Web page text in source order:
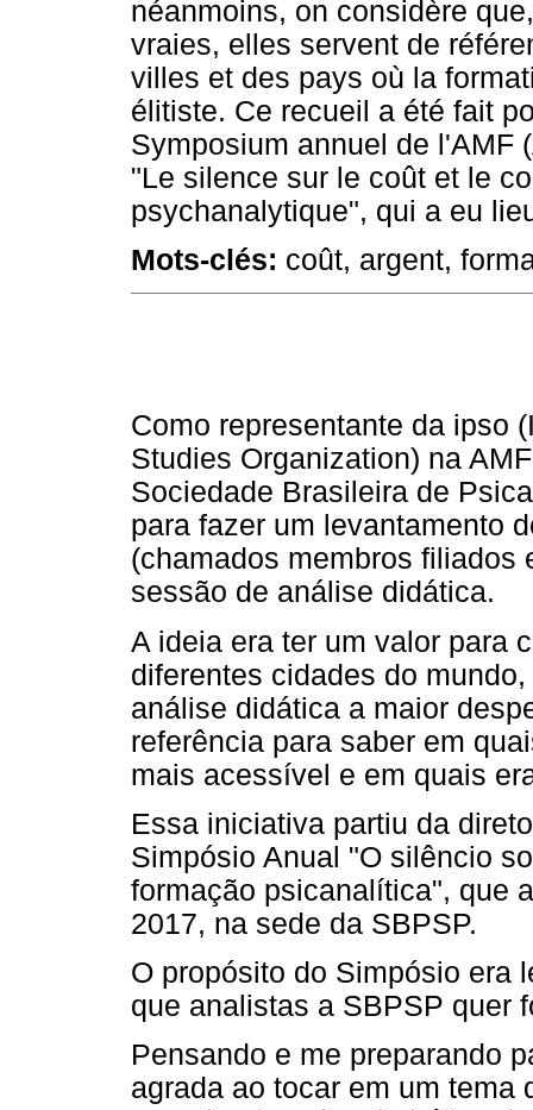
néanmoins, on considère
vraies, elles servent de
villes et des pays où la
élitiste. Ce recueil a été fait
Symposium annuel de l'AMF
"Le silence sur le coût et le
psychanalytique", qui a eu
Mots-clés: coût, argent,
Como representante da ipso
Studies Organization) na
Sociedade Brasileira de
para fazer um levantamento
(chamados membros filiados
sessão de análise didática.
A ideia era ter um valor para
diferentes cidades do
análise didática a maior
referência para saber em
mais acessível e em quais
Essa iniciativa partiu da
Simpósio Anual "O silêncio
formação psicanalítica", que
2017, na sede da SBPSP.
O propósito do Simpósio era
que analistas a SBPSP quer
Pensando e me preparando
agrada ao tocar em um tema